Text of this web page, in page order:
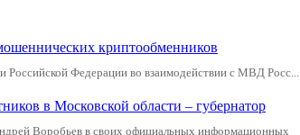
криптообменников
Федерации во взаимодействии с МВД Росс...
в Московской области – губернатор
Воробьев в своих официальных информационных